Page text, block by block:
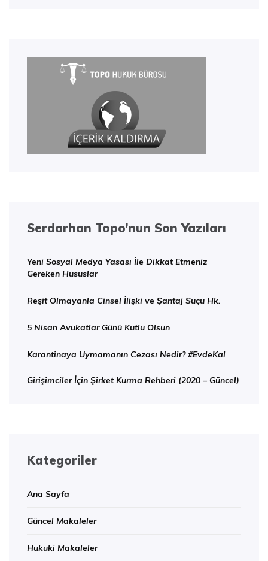
Serdarhan Topo’nun Son Yazıları
Yeni Sosyal Medya Yasası İle Dikkat Etmeniz
Gereken Hususlar
Reşit Olmayanla Cinsel İlişki ve Şantaj Suçu Hk.
5 Nisan Avukatlar Günü Kutlu Olsun
Karantinaya Uymamanın Cezası Nedir? #EvdeKal
Girişimciler İçin Şirket Kurma Rehberi (2020 – Güncel)
Kategoriler
Ana Sayfa
Güncel Makaleler
Hukuki Makaleler